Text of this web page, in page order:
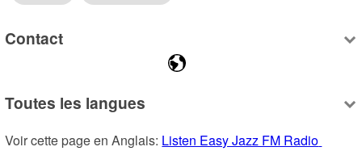
Contact
Toutes les langues
Voir cette page en Anglais: Listen Easy Jazz FM Radio